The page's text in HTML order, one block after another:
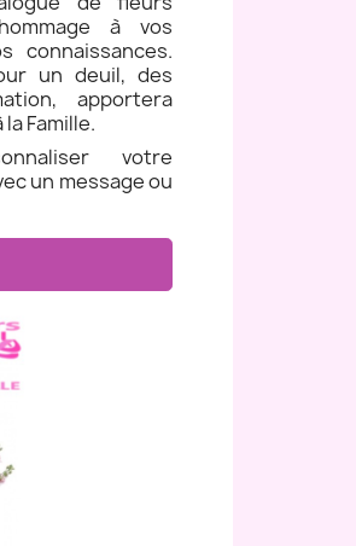
à vos
connaissances.
un deuil, des
apportera
Famille.
votre
un message ou